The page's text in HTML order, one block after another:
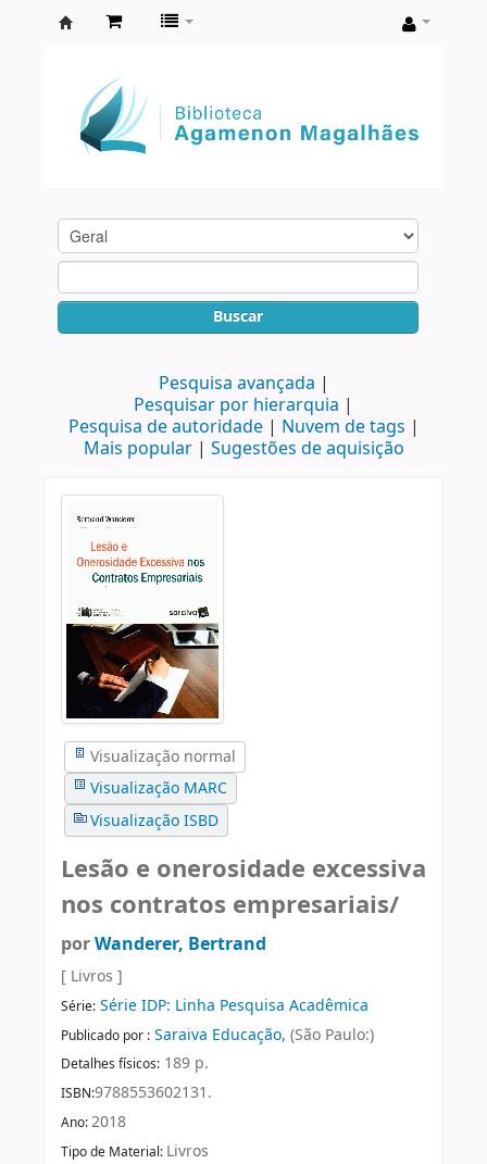
Agamenon
Magalhães
Buscar
Pesquisa avançada
Pesquisar por hierarquia
Pesquisa de autoridade
Nuvem de tags
Mais popular
Sugestões de aquisição
Visualização normal
Visualização MARC
Visualização ISBD
Lesão e onerosidade excessiva
nos contratos empresariais/
porWanderer, Bertrand
[ Livros ]
Série: Série IDP: Linha Pesquisa Acadêmica
Publicado por : Saraiva Educação, (São Paulo:)
Detalhes físicos: 189 p.
ISBN:9788553602131.
Ano:2018
Tipo de Material: Livros